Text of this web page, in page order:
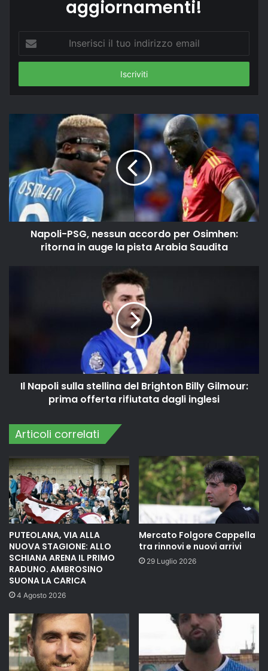
aggiornamenti!
tuo
email
Napoli-PSG, nessun accordo per Osimhen:
ritorna in auge la pista Arabia Saudita
Il Napoli sulla stellina del Brighton Billy Gilmour:
prima offerta rifiutata dagli inglesi
Articoli correlati
PUTEOLANA, VIA ALLA
NUOVA STAGIONE: ALLO
SCHIANA ARENA IL PRIMO
RADUNO. AMBROSINO
SUONA LA CARICA
4 Agosto 2026
Mercato Folgore Cappella
tra rinnovi e nuovi arrivi
29 Luglio 2026